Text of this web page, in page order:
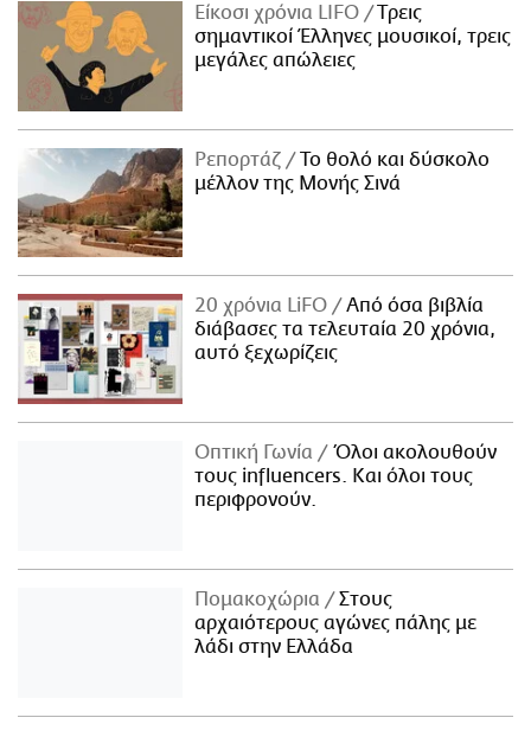
Είκοσι χρόνια LIFO
Tρεις
σημαντικοί Έλληνες μουσικοί, τρεις
μεγάλες απώλειες
Ρεπορτάζ
Το θολό και δύσκολο
μέλλον της Μονής Σινά
20 χρόνια LiFO
Από όσα βιβλία
διάβασες τα τελευταία 20 χρόνια,
αυτό ξεχωρίζεις
Οπτική Γωνία
Όλοι ακολουθούν
τους influencers. Και όλοι τους
περιφρονούν.
Πομακοχώρια
Στους
αρχαιότερους αγώνες πάλης με
λάδι στην Ελλάδα